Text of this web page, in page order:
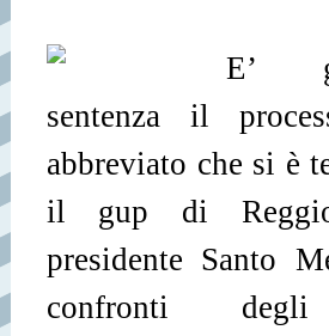
E’
sentenza il
abbreviato che si è
il gup di Reggio
presidente Santo
confronti